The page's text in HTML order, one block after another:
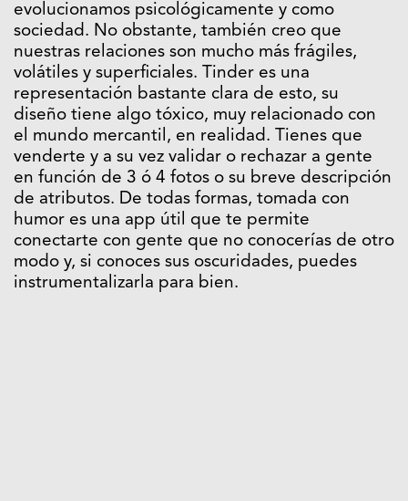
evolucionamos psicológicamente y como
sociedad. No obstante, también creo que
nuestras relaciones son mucho más frágiles,
volátiles y superficiales. Tinder es una
representación bastante clara de esto, su
diseño tiene algo tóxico, muy relacionado con
el mundo mercantil, en realidad. Tienes que
venderte y a su vez validar o rechazar a gente
en función de 3 ó 4 fotos o su breve descripción
de atributos. De todas formas, tomada con
humor es una app útil que te permite
conectarte con gente que no conocerías de otro
modo y, si conoces sus oscuridades, puedes
instrumentalizarla para bien.